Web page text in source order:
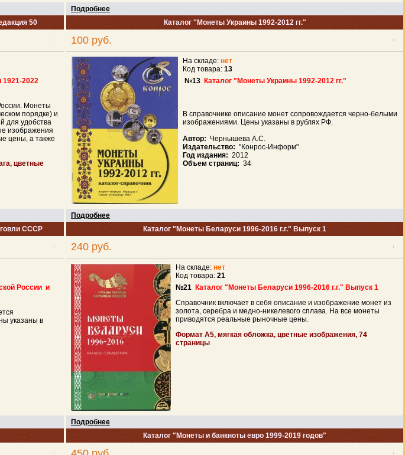
Подробнее
50
2022
Монеты
порядке) и
для удобства
изображения
цены, а также
цветные
Каталог "Монеты Украины 1992-2012 гг."
100 руб.
На складе: нет
Код товара: 13
№13 Каталог "Монеты Украины 1992-2012 гг."
В справочнике описание монет сопровождается черно-белыми
изображениями. Цены указаны в рублях РФ.
Автор: Чернышева А.С.
Издательство: "Конрос-Информ"
Год издания: 2012
Объем страниц: 34
Подробнее
СССР
России и
указаны в
Каталог "Монеты Беларуси 1996-2016 г.г." Выпуск 1
240 руб.
На складе: нет
Код товара: 21
№21 Каталог "Монеты Беларуси 1996-2016 г.г." Выпуск 1
Справочник включает в себя описание и изображение монет из
золота, серебра и медно-никелевого сплава. На все монеты
приводятся реальные рыночные цены.
Формат А5, мягкая обложка, цветные изображения, 74
страницы
Подробнее
Каталог "Монеты и банкноты евро 1999-2019 годов"